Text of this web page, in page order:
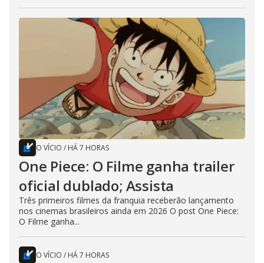
O VÍCIO / HÁ 7 HORAS
One Piece: O Filme ganha trailer
oficial dublado; Assista
Três primeiros filmes da franquia receberão lançamento
nos cinemas brasileiros ainda em 2026 O post One Piece:
O Filme ganha...
O VÍCIO / HÁ 7 HORAS